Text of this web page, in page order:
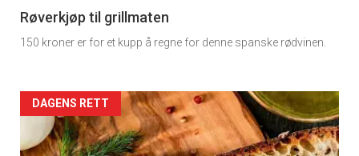
11
Dagens
rett
2
Røverkjøp til grillmaten
150 kroner er for et kupp å regne for denne spanske rødvinen.
Artikler
detail
DAGENS RETT